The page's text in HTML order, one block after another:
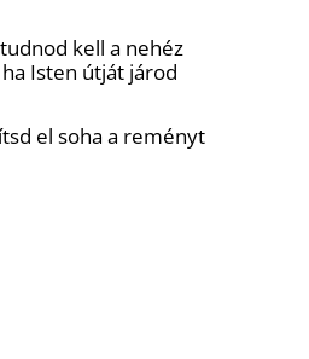
kell a nehéz
Isten útját járod
el soha a reményt